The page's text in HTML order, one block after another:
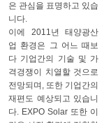
은 관심을 표명하고 있습
니다.
이에 2011년 태양광산
업 환경은 그 어느 때보
다 기업간의 기술 및 가
격경쟁이 치열할 것으로
전망되며, 또한 기업간의
재편도 예상되고 있습니
다. EXPO Solar 또한 이